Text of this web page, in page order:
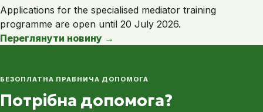
Applications for the specialised mediator training
programme are open until 20 July 2026.
Переглянути новину →
БЕЗОПЛАТНА ПРАВНИЧА ДОПОМОГА
Потрібна допомога?